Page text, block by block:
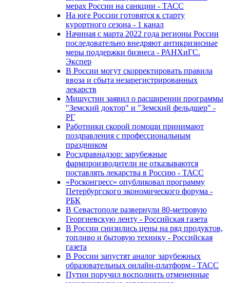
мерах России на санкции - ТАСС
На юге России готовятся к старту
курортного сезона - 1 канал
Начиная с марта 2022 года регионы России
последовательно внедряют антикризисные
меры поддержки бизнеса - РАНХиГС.
Экспер
В России могут скорректировать правила
ввоза и сбыта незарегистрированных
лекарств
Мишустин заявил о расширении программы
"Земский доктор" и "Земский фельдшер" -
РГ
Работники скорой помощи принимают
поздравления с профессиональным
праздником
Росздравнадзор: зарубежные
фармпроизводители не отказываются
поставлять лекарства в Россию - ТАСС
«Росконгресс» опубликовал программу
Петербургского экономического форума -
РБК
В Севастополе развернули 80-метровую
Георгиевскую ленту - Российская газета
В России снизились цены на ряд продуктов,
топливо и бытовую технику - Российская
газета
В России запустят аналог зарубежных
образовательных онлайн-платформ - ТАСС
Путин поручил восполнить отмененные